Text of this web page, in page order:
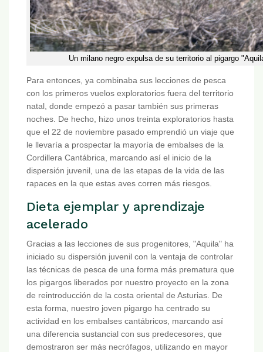
Un milano negro expulsa de su territorio al pigargo
Para entonces, ya combinaba sus lecciones de pesca
con los primeros vuelos exploratorios fuera del territorio
natal, donde empezó a pasar también sus primeras
noches. De hecho, hizo unos treinta exploratorios hasta
que el 22 de noviembre pasado emprendió un viaje que
le llevaría a prospectar la mayoría de embalses de la
Cordillera Cantábrica, marcando así el inicio de la
dispersión juvenil, una de las etapas de la vida de las
rapaces en la que estas aves corren más riesgos.
Dieta ejemplar y aprendizaje
acelerado
Gracias a las lecciones de sus progenitores, "Aquila" ha
iniciado su dispersión juvenil con la ventaja de controlar
las técnicas de pesca de una forma más prematura que
los pigargos liberados por nuestro proyecto en la zona
de reintroducción de la costa oriental de Asturias. De
esta forma, nuestro joven pigargo ha centrado su
actividad en los embalses cantábricos, marcando así
una diferencia sustancial con sus predecesores, que
demostraron ser más necrófagos, utilizando en mayor